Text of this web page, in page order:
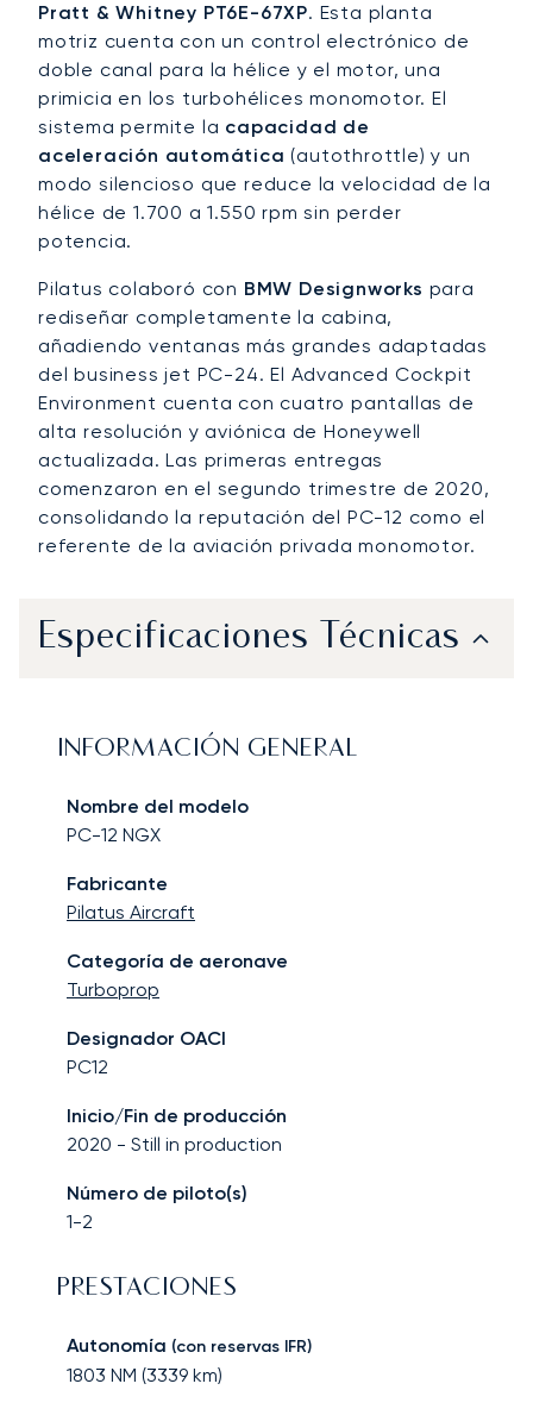
Pratt & Whitney PT6E-67XP. Esta planta
motriz cuenta con un control electrónico de
doble canal para la hélice y el motor, una
primicia en los turbohélices monomotor. El
sistema permite la capacidad de
aceleración automática (autothrottle) y un
modo silencioso que reduce la velocidad de la
hélice de 1.700 a 1.550 rpm sin perder
potencia.
Pilatus colaboró con BMW Designworks para
rediseñar completamente la cabina,
añadiendo ventanas más grandes adaptadas
del business jet PC-24. El Advanced Cockpit
Environment cuenta con cuatro pantallas de
alta resolución y aviónica de Honeywell
actualizada. Las primeras entregas
comenzaron en el segundo trimestre de 2020,
consolidando la reputación del PC-12 como el
referente de la aviación privada monomotor.
Especificaciones Técnicas
INFORMACIÓN GENERAL
Nombre del modelo
PC-12 NGX
Fabricante
Pilatus Aircraft
Categoría de aeronave
Turboprop
Designador OACI
PC12
Inicio/Fin de producción
2020 - Still in production
Número de piloto(s)
1-2
PRESTACIONES
Autonomía (con reservas IFR)
1803 NM (3339 km)